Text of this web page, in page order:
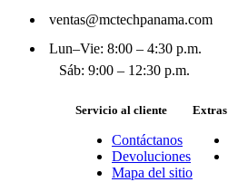
ventas@mctechpanama.com
Lun–Vie: 8:00 – 4:30 p.m.
Sáb: 9:00 – 12:30 p.m.
Servicio al cliente
Contáctanos
Devoluciones
Mapa del sitio
Extras